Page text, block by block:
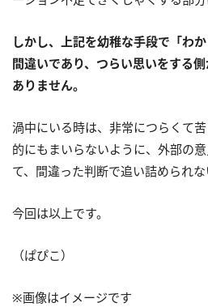
しかし、上記を幼稚な手段で「わ
間違いであり、つらい思いをする
ありません。
渦中にいる時は、非常につらくて
的にもまいらないように、外部の
て、間違った判断で追い詰められな
今回は以上です。
（ぱぴこ）
※画像はイメージです